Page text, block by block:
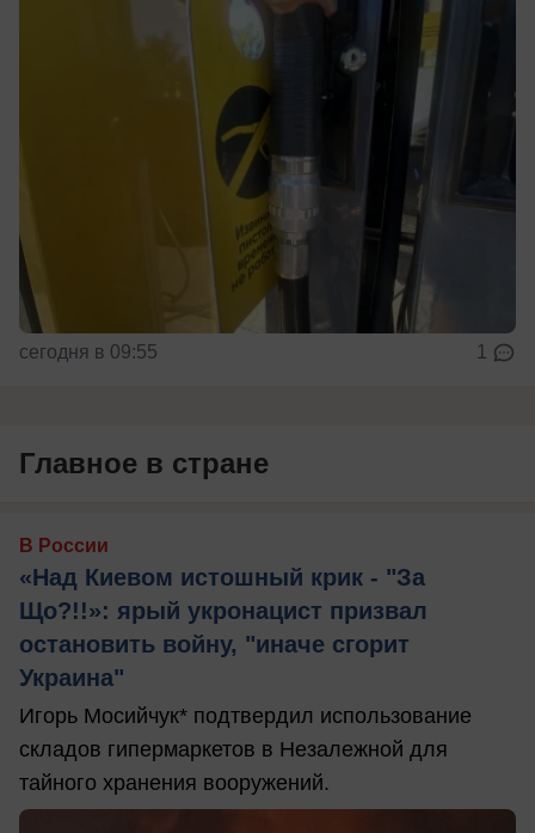
сегодня в 09:55 1
Главное в стране
В России
«Над Киевом истошный крик - "За
Що?!!»: ярый укронацист призвал
остановить войну, "иначе сгорит
Украина"
Игорь Мосийчук* подтвердил использование
складов гипермаркетов в Незалежной для
тайного хранения вооружений.